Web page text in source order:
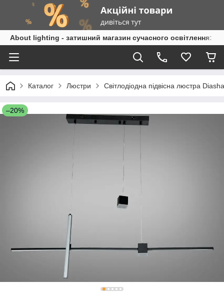
About lighting - затишний магазин сучасного освітлення:
Каталог Люстри Світлодіодна підвісна люстра
–20%